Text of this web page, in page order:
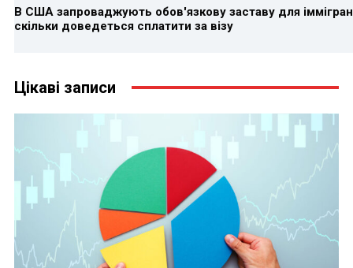
В США запроваджують обов'язкову заставу для
скільки доведеться сплатити за візу
Цікаві записи